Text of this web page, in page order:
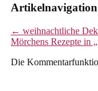
Artikelnavigation
← weihnachtliche
Mörchens Rezepte in
Die